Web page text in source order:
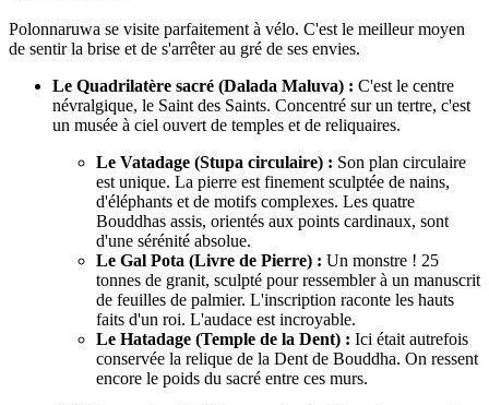
Polonnaruwa se visite parfaitement à vélo. C'est le meilleur moyen
de sentir la brise et de s'arrêter au gré de ses envies.
Le Quadrilatère sacré (Dalada Maluva) : C'est le centre
névralgique, le Saint des Saints. Concentré sur un tertre, c'est
un musée à ciel ouvert de temples et de reliquaires.
Le Vatadage (Stupa circulaire) : Son plan circulaire
est unique. La pierre est finement sculptée de nains,
d'éléphants et de motifs complexes. Les quatre
Bouddhas assis, orientés aux points cardinaux, sont
d'une sérénité absolue.
Le Gal Pota (Livre de Pierre) : Un monstre ! 25
tonnes de granit, sculpté pour ressembler à un manuscrit
de feuilles de palmier. L'inscription raconte les hauts
faits d'un roi. L'audace est incroyable.
Le Hatadage (Temple de la Dent) : Ici était autrefois
conservée la relique de la Dent de Bouddha. On ressent
encore le poids du sacré entre ces murs.